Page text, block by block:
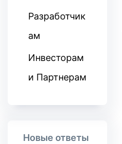
Разработчик
ам
Инвесторам
и Партнерам
Новые ответы